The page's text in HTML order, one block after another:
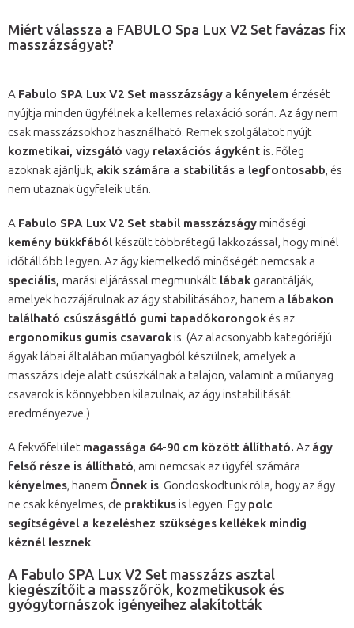
Miért válassza a FABULO Spa Lux V2 Set favázas fix
masszázságyat?
A Fabulo SPA Lux V2 Set masszázságya kényelem érzését
nyújtja minden ügyfélnek a kellemes relaxáció során. Az ágy nem
csak masszázsokhoz használható. Remek szolgálatot nyújt
kozmetikai, vizsgáló vagy relaxációs ágyként is. Főleg
azoknak ajánljuk, akik számára a stabilitás a legfontosabb, és
nem utaznak ügyfeleik után.
A Fabulo SPA Lux V2 Set stabil masszázságyminőségi
kemény bükkfából készült többrétegű lakkozással, hogy minél
időtállóbb legyen. Az ágy kiemelkedő minőségét nemcsak a
speciális, marási eljárással megmunkált lábak garantálják,
amelyek hozzájárulnak az ágy stabilitásához, hanem a lábakon
található csúszásgátló gumi tapadókorongokés az
ergonomikus gumis csavarokis. (Az alacsonyabb kategóriájú
ágyak lábai általában műanyagból készülnek, amelyek a
masszázs ideje alatt csúszkálnak a talajon, valamint a műanyag
csavarok is könnyebben kilazulnak, az ágy instabilitását
eredményezve.)
A fekvőfelület magassága 64-90 cm között állítható. Az ágy
felső része is állítható, ami nemcsak az ügyfél számára
kényelmes, hanem Önnek is. Gondoskodtunk róla, hogy az ágy
ne csak kényelmes, de praktikusis legyen. Egy polc
segítségével a kezeléshez szükséges kellékek mindig
kéznél lesznek.
A Fabulo SPA Lux V2 Set masszázs asztal
kiegészítőit a masszőrök, kozmetikusok és
gyógytornászok igényeihez alakították